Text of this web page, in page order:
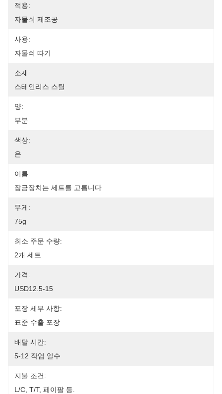
적용:
자물쇠 제조공
사용:
자물쇠 따기
소재:
스테인리스 스틸
양:
부분
색상:
은
이름:
잠금장치는 세트를 고릅니다
무게:
75g
최소 주문 수량:
2개 세트
가격:
USD12.5-15
포장 세부 사항:
표준 수출 포장
배달 시간:
5-12 작업 일수
지불 조건:
L/C, T/T, 페이팔 등.